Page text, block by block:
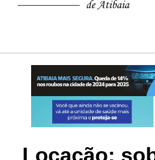
Locação: